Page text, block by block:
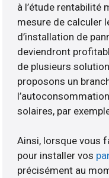
à l’étude rentabilité
mesure de calculer
d’installation de
deviendront
de plusieurs
proposons un
solaires, par
Ainsi, lorsque vous
pour installer vos
précisément au